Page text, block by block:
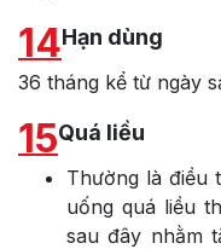
14Hạn dùng
36 tháng kể từ ngày
15Quá liều
Thường là điều
uống quá liều
sau đây nhằm